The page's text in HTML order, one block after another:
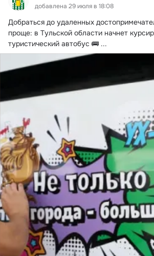
добавлена 29 июля в 18:08
Добраться до удаленных
проще: в Тульской области начнет
туристический автобус 🚌 ...